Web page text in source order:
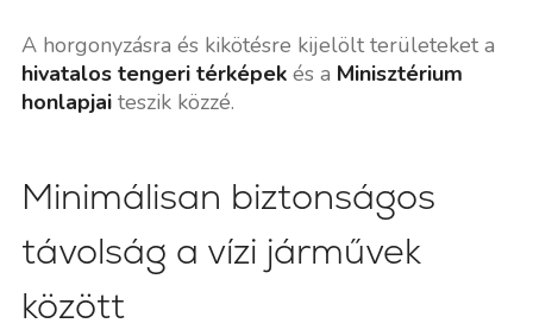
A horgonyzásra és kikötésre kijelölt területeket a
hivatalos tengeri térképekés a Minisztérium
honlapjaiteszik közzé.
Minimálisan biztonságos
távolság a vízi járművek
között